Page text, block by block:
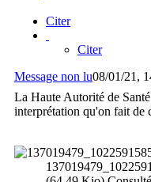
Citer
Citer
Message non lu08/01/21,
La Haute Autorité de
interprétation qu'on fait de